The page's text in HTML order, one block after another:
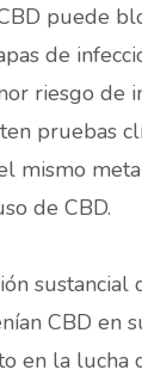
puede
de
riesgo de
pruebas
mismo
de CBD.
CBD en
en la lucha